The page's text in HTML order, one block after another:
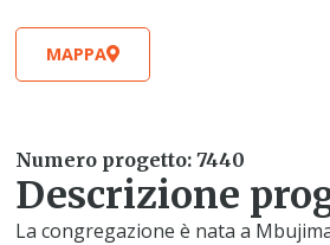
MAPPA
Numero progetto: 7440
Descrizione
La congregazione è nata a